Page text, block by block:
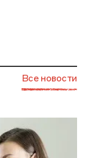
Все новости